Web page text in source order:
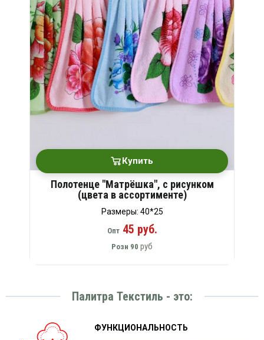
Купить
Полотенце "Матрёшка", с рисунком
(цвета в ассортименте)
Размеры: 40*25
Опт45 руб.
Розн 90 руб
Палитра Текстиль - это:
ФУНКЦИОНАЛЬНОСТЬ